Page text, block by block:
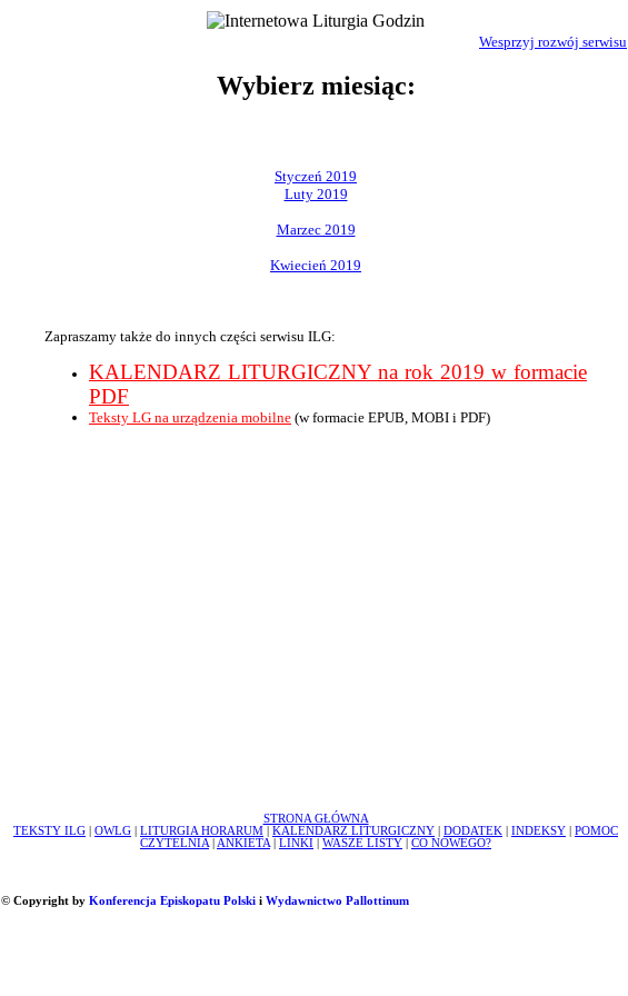
Wesprzyj rozwój serwisu
Wybierz miesiąc:
Styczeń 2019
Luty 2019
Marzec 2019
Kwiecień 2019
Zapraszamy także do innych części serwisu ILG:
KALENDARZ LITURGICZNY na rok 2019 w formacie
PDF
Teksty LG na urządzenia mobilne (w formacie EPUB, MOBI i PDF)
STRONA GŁÓWNA
TEKSTY ILG
OWLG LITURGIA HORARUM KALENDARZ LITURGICZNY DODATEK INDEKSY
POMOC
CZYTELNIA
ANKIETA LINKI WASZE LISTY CO NOWEGO?
© Copyright by Konferencja Episkopatu Polskii Wydawnictwo Pallottinum